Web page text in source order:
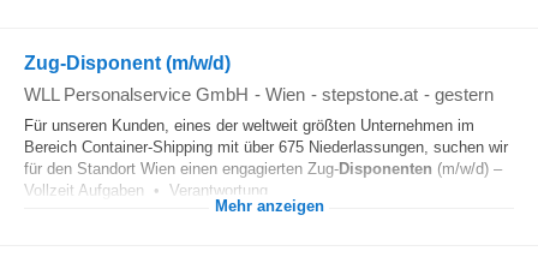
Zug-Disponent (m/w/d)
WLL Personalservice GmbH - Wien - stepstone.at - gestern
Für unseren Kunden, eines der weltweit größten Unternehmen im
Bereich Container-Shipping mit über 675 Niederlassungen, suchen wir
für den Standort Wien einen engagierten Zug-Disponenten (m/w/d) –
Vollzeit Aufgaben • Verantwortung...
Mehr anzeigen